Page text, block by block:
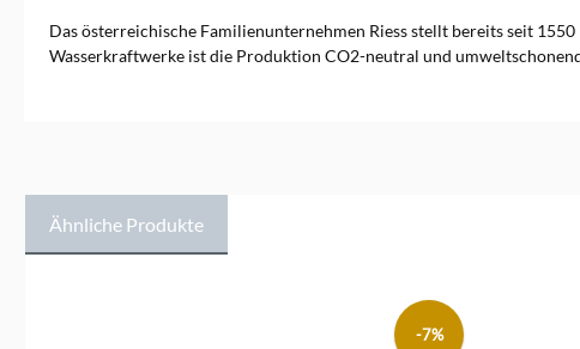
Das österreichische Familienunternehmen Riess stellt bereits seit
Wasserkraftwerke ist die Produktion CO2-neutral und
Ähnliche Produkte
-7%